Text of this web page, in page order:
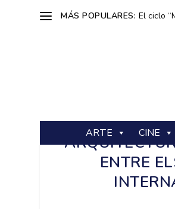
MÁS POPULARES: El ciclo
ARTE CINE
ENTRE